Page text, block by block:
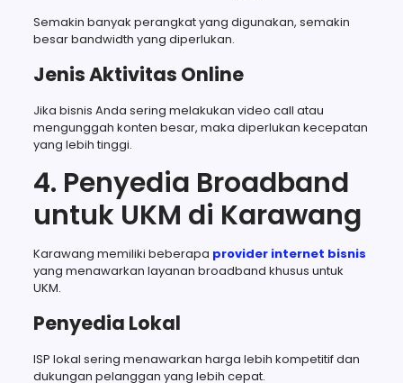
Semakin banyak perangkat yang digunakan, semakin
besar bandwidth yang diperlukan.
Jenis Aktivitas Online
Jika bisnis Anda sering melakukan video call atau
mengunggah konten besar, maka diperlukan kecepatan
yang lebih tinggi.
4. Penyedia Broadband
untuk UKM di Karawang
Karawang memiliki beberapa provider internet bisnis
yang menawarkan layanan broadband khusus untuk
UKM.
Penyedia Lokal
ISP lokal sering menawarkan harga lebih kompetitif dan
dukungan pelanggan yang lebih cepat.